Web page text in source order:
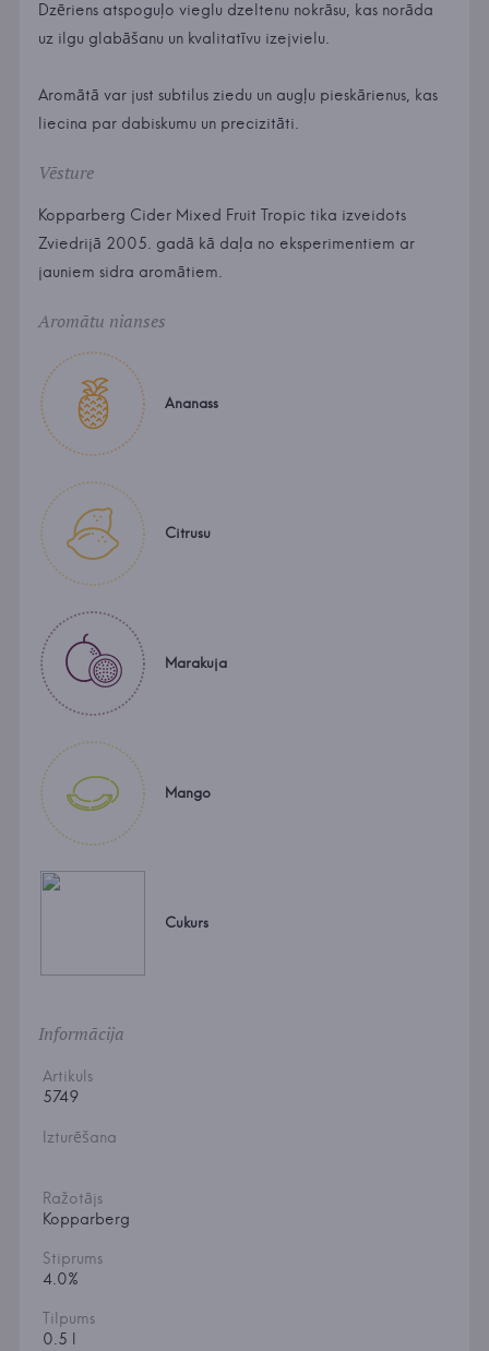
Dzēriens atspoguļo vieglu dzeltenu nokrāsu, kas norāda
uz ilgu glabāšanu un kvalitatīvu izejvielu.
Aromātā var just subtilus ziedu un augļu pieskārienus, kas
liecina par dabiskumu un precizitāti.
Vēsture
Kopparberg Cider Mixed Fruit Tropic tika izveidots
Zviedrijā 2005. gadā kā daļa no eksperimentiem ar
jauniem sidra aromātiem.
Aromātu nianses
Ananass
Citrusu
Marakuja
Mango
Cukurs
Informācija
Artikuls
5749
Izturēšana
Ražotājs
Kopparberg
Stiprums
4.0%
Tilpums
0.5 l